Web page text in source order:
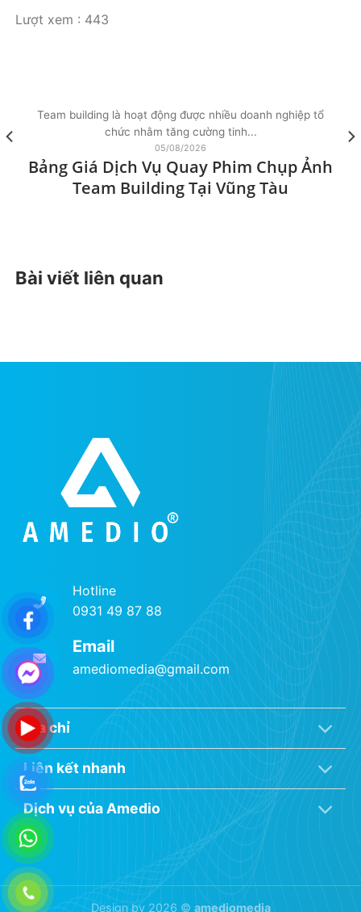
Lượt xem : 443
Bảng Giá Dịch Vụ Quay Phim Chụp Ảnh
Team Building Tại Vũng Tàu
05/08/2026
Team building là hoạt động được nhiều doanh nghiệp tổ
chức nhằm tăng cường tinh...
Bài viết liên quan
Hotline
0931 49 87 88
Email
amediomedia@gmail.com
Địa chỉ
Liên kết nhanh
Dịch vụ của Amedio
Design by 2026 © amediomedia